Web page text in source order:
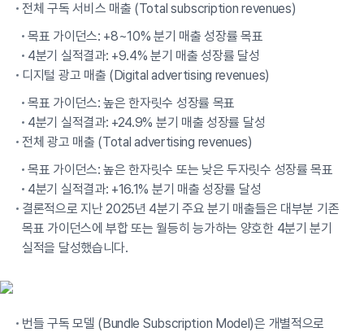
전체 구독 서비스 매출 (Total subscription revenues)
목표 가이던스: +8~10% 분기 매출 성장률 목표
4분기 실적결과: +9.4% 분기 매출 성장률 달성
디지털 광고 매출 (Digital advertising revenues)
목표 가이던스: 높은 한자릿수 성장률 목표
4분기 실적결과: +24.9% 분기 매출 성장률 달성
전체 광고 매출 (Total advertising revenues)
목표 가이던스: 높은 한자릿수 또는 낮은 두자릿수 성장률 목표
4분기 실적결과: +16.1% 분기 매출 성장률 달성
결론적으로 지난 2025년 4분기 주요 분기 매출들은 대부분 기존
목표 가이던스에 부합 또는 월등히 능가하는 양호한 4분기 분기
실적을 달성했습니다.
번들 구독 모델 (Bundle Subscription Model)은 개별적으로